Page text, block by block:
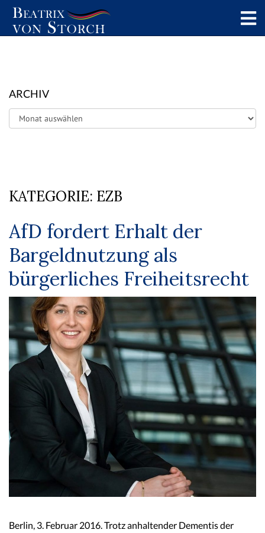
ARCHIV
Archiv
KATEGORIE: EZB
AfD fordert Erhalt der
Bargeldnutzung als
bürgerliches Freiheitsrecht
Berlin, 3. Februar 2016. Trotz anhaltender Dementis der